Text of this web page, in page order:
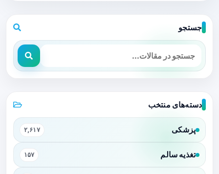
جستجو
دسته‌های منتخب
پزشکی ۲,۶۱۷
تغذیه سالم ۱۵۷